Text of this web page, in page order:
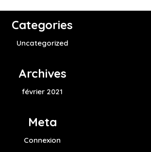
Categories
Uncategorized
Archives
février 2021
Meta
Connexion